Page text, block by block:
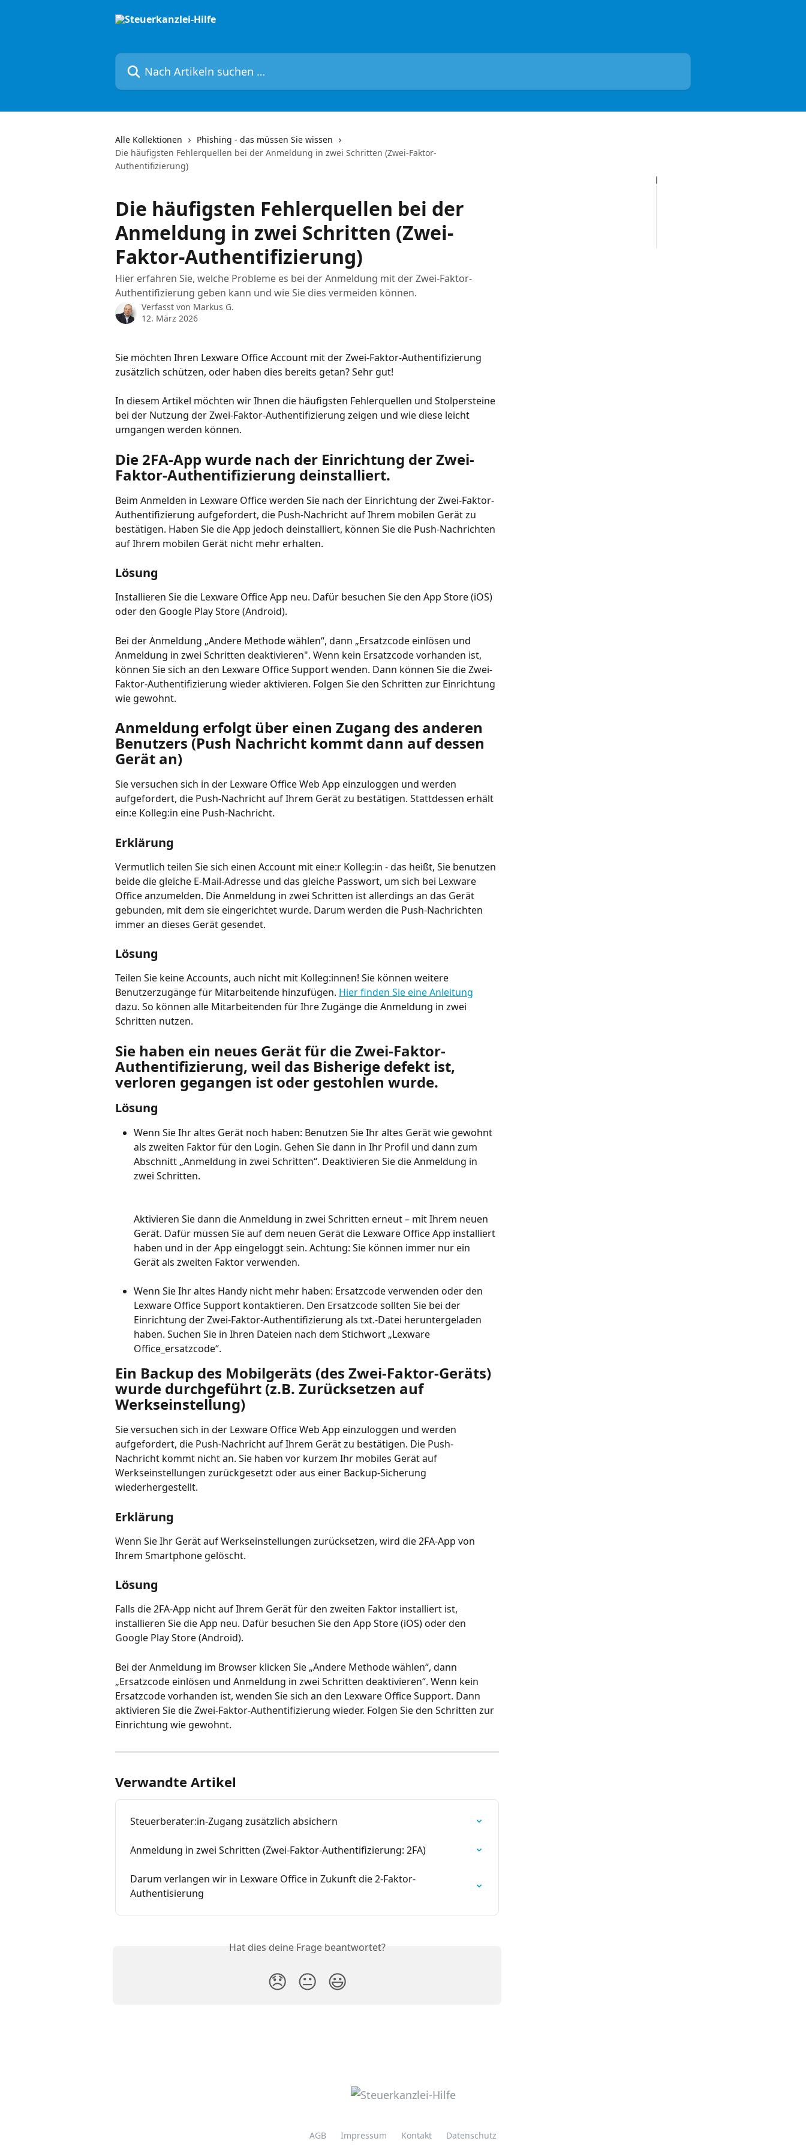
Nach Artikeln suchen …
Alle Kollektionen
Phishing - das müssen Sie wissen
Die häufigsten Fehlerquellen bei der Anmeldung in zwei Schritten (Zwei-Faktor-
Authentifizierung)
Die häufigsten Fehlerquellen bei der
Anmeldung in zwei Schritten (Zwei-
Faktor-Authentifizierung)
Hier erfahren Sie, welche Probleme es bei der Anmeldung mit der Zwei-Faktor-
Authentifizierung geben kann und wie Sie dies vermeiden können.
Verfasst von Markus G.
12. März 2026
Sie möchten Ihren Lexware Office Account mit der Zwei-Faktor-Authentifizierung
zusätzlich schützen, oder haben dies bereits getan? Sehr gut!
In diesem Artikel möchten wir Ihnen die häufigsten Fehlerquellen und Stolpersteine
bei der Nutzung der Zwei-Faktor-Authentifizierung zeigen und wie diese leicht
umgangen werden können.
Die 2FA-App wurde nach der Einrichtung der Zwei-
Faktor-Authentifizierung deinstalliert.
Beim Anmelden in Lexware Office werden Sie nach der Einrichtung der Zwei-Faktor-
Authentifizierung aufgefordert, die Push-Nachricht auf Ihrem mobilen Gerät zu
bestätigen. Haben Sie die App jedoch deinstalliert, können Sie die Push-Nachrichten
auf Ihrem mobilen Gerät nicht mehr erhalten.
Lösung
Installieren Sie die Lexware Office App neu. Dafür besuchen Sie den App Store (iOS)
oder den Google Play Store (Android).
Bei der Anmeldung „Andere Methode wählen“, dann „Ersatzcode einlösen und
Anmeldung in zwei Schritten deaktivieren". Wenn kein Ersatzcode vorhanden ist,
können Sie sich an den Lexware Office Support wenden. Dann können Sie die Zwei-
Faktor-Authentifizierung wieder aktivieren. Folgen Sie den Schritten zur Einrichtung
wie gewohnt.
Anmeldung erfolgt über einen Zugang des anderen
Benutzers (Push Nachricht kommt dann auf dessen
Gerät an)
Sie versuchen sich in der Lexware Office Web App einzuloggen und werden
aufgefordert, die Push-Nachricht auf Ihrem Gerät zu bestätigen. Stattdessen erhält
ein:e Kolleg:in eine Push-Nachricht.
Erklärung
Vermutlich teilen Sie sich einen Account mit eine:r Kolleg:in - das heißt, Sie benutzen
beide die gleiche E-Mail-Adresse und das gleiche Passwort, um sich bei Lexware
Office anzumelden. Die Anmeldung in zwei Schritten ist allerdings an das Gerät
gebunden, mit dem sie eingerichtet wurde. Darum werden die Push-Nachrichten
immer an dieses Gerät gesendet.
Lösung
Teilen Sie keine Accounts, auch nicht mit Kolleg:innen! Sie können weitere
Benutzerzugänge für Mitarbeitende hinzufügen. Hier finden Sie eine Anleitung
dazu. So können alle Mitarbeitenden für Ihre Zugänge die Anmeldung in zwei
Schritten nutzen.
Sie haben ein neues Gerät für die Zwei-Faktor-
Authentifizierung, weil das Bisherige defekt ist,
verloren gegangen ist oder gestohlen wurde.
Lösung
Wenn Sie Ihr altes Gerät noch haben: Benutzen Sie Ihr altes Gerät wie gewohnt
als zweiten Faktor für den Login. Gehen Sie dann in Ihr Profil und dann zum
Abschnitt „Anmeldung in zwei Schritten“. Deaktivieren Sie die Anmeldung in
zwei Schritten.
Aktivieren Sie dann die Anmeldung in zwei Schritten erneut – mit Ihrem neuen
Gerät. Dafür müssen Sie auf dem neuen Gerät die Lexware Office App installiert
haben und in der App eingeloggt sein. Achtung: Sie können immer nur ein
Gerät als zweiten Faktor verwenden.
Wenn Sie Ihr altes Handy nicht mehr haben: Ersatzcode verwenden oder den
Lexware Office Support kontaktieren. Den Ersatzcode sollten Sie bei der
Einrichtung der Zwei-Faktor-Authentifizierung als txt.-Datei heruntergeladen
haben. Suchen Sie in Ihren Dateien nach dem Stichwort „Lexware
Office_ersatzcode“.
Ein Backup des Mobilgeräts (des Zwei-Faktor-Geräts)
wurde durchgeführt (z.B. Zurücksetzen auf
Werkseinstellung)
Sie versuchen sich in der Lexware Office Web App einzuloggen und werden
aufgefordert, die Push-Nachricht auf Ihrem Gerät zu bestätigen. Die Push-
Nachricht kommt nicht an. Sie haben vor kurzem Ihr mobiles Gerät auf
Werkseinstellungen zurückgesetzt oder aus einer Backup-Sicherung
wiederhergestellt.
Erklärung
Wenn Sie Ihr Gerät auf Werkseinstellungen zurücksetzen, wird die 2FA-App von
Ihrem Smartphone gelöscht.
Lösung
Falls die 2FA-App nicht auf Ihrem Gerät für den zweiten Faktor installiert ist,
installieren Sie die App neu. Dafür besuchen Sie den App Store (iOS) oder den
Google Play Store (Android).
Bei der Anmeldung im Browser klicken Sie „Andere Methode wählen“, dann
„Ersatzcode einlösen und Anmeldung in zwei Schritten deaktivieren“. Wenn kein
Ersatzcode vorhanden ist, wenden Sie sich an den Lexware Office Support. Dann
aktivieren Sie die Zwei-Faktor-Authentifizierung wieder. Folgen Sie den Schritten zur
Einrichtung wie gewohnt.
Verwandte Artikel
Steuerberater:in-Zugang zusätzlich absichern
Anmeldung in zwei Schritten (Zwei-Faktor-Authentifizierung: 2FA)
Darum verlangen wir in Lexware Office in Zukunft die 2-Faktor-
Authentisierung
Hat dies deine Frage beantwortet?
😞 😐 😃
AGB Impressum Kontakt Datenschutz